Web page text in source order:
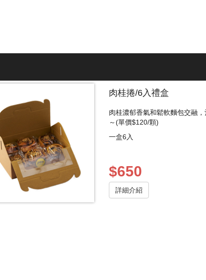
肉桂捲/6入禮盒
肉桂濃郁香氣和鬆軟麵包交融
～(單價$120/顆)
一盒6入
$650
詳細介紹